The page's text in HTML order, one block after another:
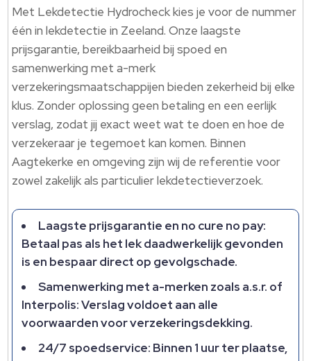
Met Lekdetectie Hydrocheck kies je voor de nummer
één in lekdetectie in Zeeland.​ Onze laagste
prijsgarantie, bereikbaarheid bij spoed en
samenwerking met a-merk
verzekeringsmaatschappijen bieden zekerheid bij elke
klus.​ Zonder oplossing geen betaling en een eerlijk
verslag, zodat jij exact weet wat te doen en hoe de
verzekeraar je tegemoet kan komen.​ Binnen
Aagtekerke en omgeving zijn wij de referentie voor
zowel zakelijk als particulier lekdetectieverzoek.​
Laagste prijsgarantie en no cure no pay:
Betaal pas als het lek daadwerkelijk gevonden
is en bespaar direct op gevolgschade.​
Samenwerking met a-merken zoals a.​s.​r.​ of
Interpolis: Verslag voldoet aan alle
voorwaarden voor verzekeringsdekking.​
24/7 spoedservice: Binnen 1 uur ter plaatse,